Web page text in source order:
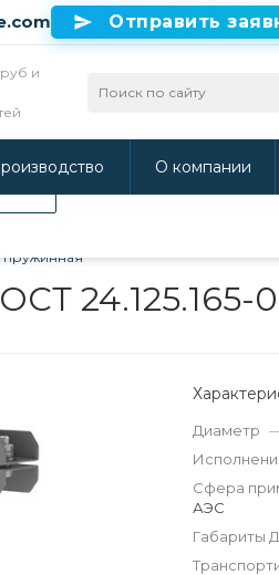
использовать наш сайт,
Отправить
и
О компании
пружинная
24.125.165-
Диаметр
Сфера
АЭС
Габариты